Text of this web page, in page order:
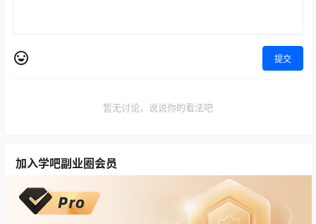
提交
暂无讨论，说说你的看法吧
加入学吧副业圈会员